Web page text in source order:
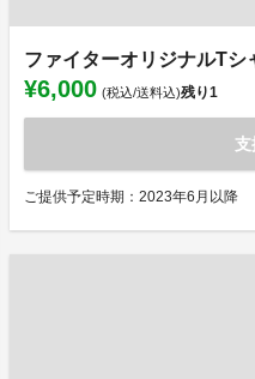
ファイターオリジナルT
¥6,000 (税込/送料込)残り1
支
ご提供予定時期：2023年6月以降